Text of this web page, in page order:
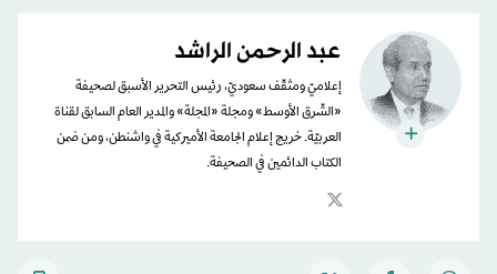
عبد الرحمن الراشد
إعلاميّ ومثقّف سعوديّ، رئيس التحرير الأسبق لصحيفة
«الشّرق الأوسط» ومجلة «المجلة» والمدير العام السابق لقناة
العربيّة. خريج إعلام الجامعة الأميركية في واشنطن، ومن ضمن
الكتاب الدائمين في الصحيفة.